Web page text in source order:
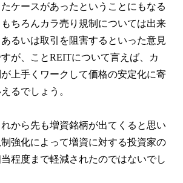
ケースがあったということにもなる
ちろんカラ売り規制については出来
るいは取引を阻害するといった意見
が、ことREITについて言えば、カ
上手くワークして価格の安定化に寄
るでしょう。
から先も増資銘柄が出てくると思い
強化によって増資に対する投資家の
程度まで軽減されたのではないでし